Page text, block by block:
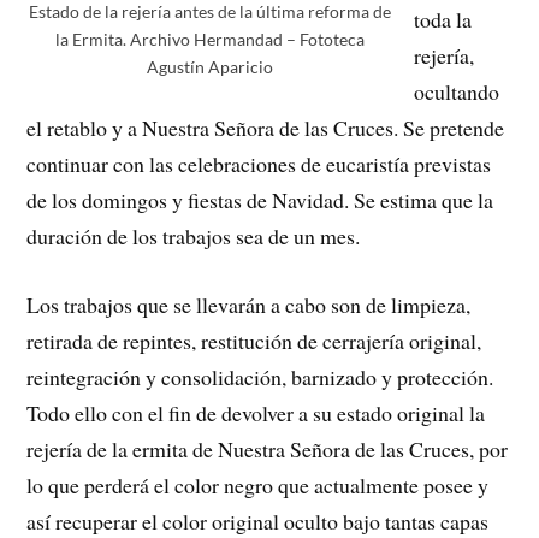
Estado de la rejería antes de la última reforma de
la Ermita. Archivo Hermandad – Fototeca
Agustín Aparicio
toda la
rejería,
ocultando
el retablo y a Nuestra Señora de las Cruces. Se pretende
continuar con las celebraciones de eucaristía previstas
de los domingos y fiestas de Navidad. Se estima que la
duración de los trabajos sea de un mes.
Los trabajos que se llevarán a cabo son de limpieza,
retirada de repintes, restitución de cerrajería original,
reintegración y consolidación, barnizado y protección.
Todo ello con el fin de devolver a su estado original la
rejería de la ermita de Nuestra Señora de las Cruces, por
lo que perderá el color negro que actualmente posee y
así recuperar el color original oculto bajo tantas capas